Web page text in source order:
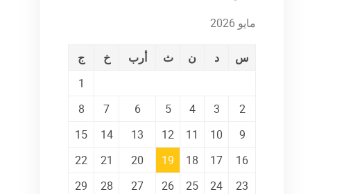
مايو 2026
س د ن ث أرب خ
ج
1
2
3
4
5
6
7
8
9
10
11
12
13
14
15
16
17
18
19
20
21
22
23
24
25
26
27
28
29